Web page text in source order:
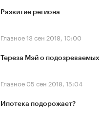
Развитие региона
Главное13 сен 2018, 10:00
Тереза Мэй о подозреваемых
Главное 05 сен 2018, 15:04
Ипотека подорожает?